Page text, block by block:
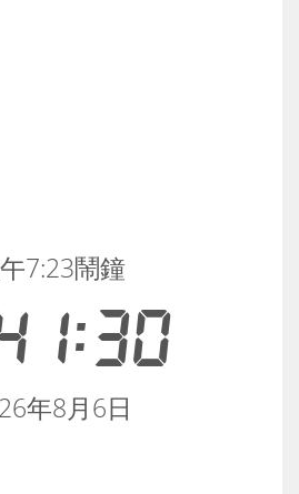
7:23鬧鐘
年8月6日